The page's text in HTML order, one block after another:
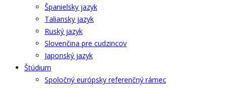
Španielsky jazyk
Taliansky jazyk
Ruský jazyk
Slovenčina pre cudzincov
Japonský jazyk
Štúdium
Spoločný európsky referenčný rámec